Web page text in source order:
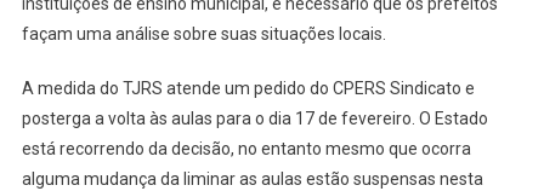
instituições de ensino municipal, é necessário que os prefeitos
façam uma análise sobre suas situações locais.
A medida do TJRS atende um pedido do CPERS Sindicato e
posterga a volta às aulas para o dia 17 de fevereiro. O Estado
está recorrendo da decisão, no entanto mesmo que ocorra
alguma mudança da liminar as aulas estão suspensas nesta